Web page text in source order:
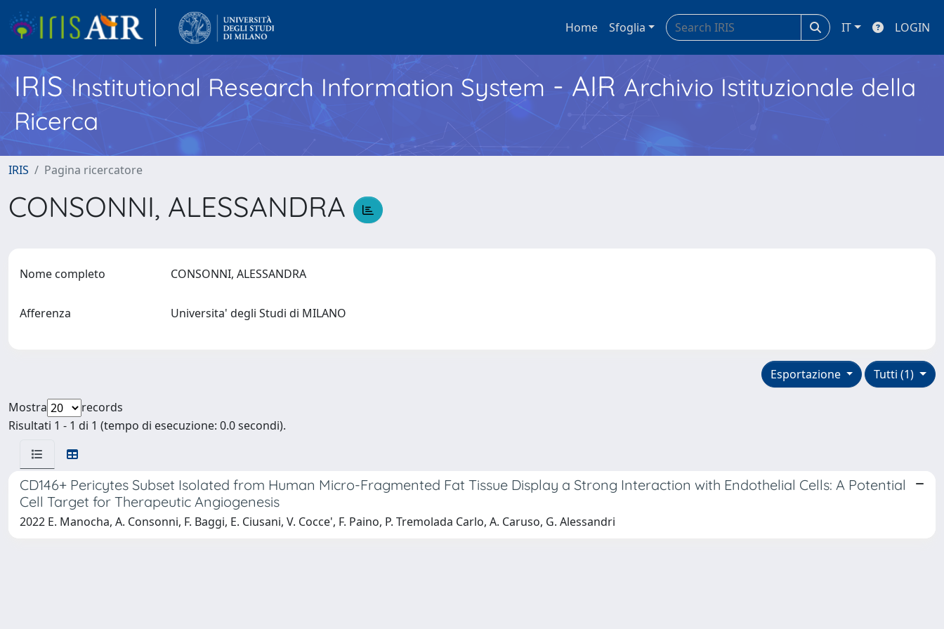
Home Sfoglia IT LOGIN
IRISInstitutional Research Information System - AIR Archivio Istituzionale della
Ricerca
IRIS Pagina ricercatore
CONSONNI, ALESSANDRA
Nome completo CONSONNI, ALESSANDRA
Afferenza Universita' degli Studi di MILANO
Tutti (1)
Esportazione
Mostra
records
Risultati 1 - 1 di 1 (tempo di esecuzione: 0.0 secondi).
CD146+ Pericytes Subset Isolated from Human Micro-Fragmented Fat Tissue Display a Strong Interaction with Endothelial Cells: A Potential
Cell Target for Therapeutic Angiogenesis
2022 E. Manocha, A. Consonni, F. Baggi, E. Ciusani, V. Cocce', F. Paino, P. Tremolada Carlo, A. Caruso, G. Alessandri